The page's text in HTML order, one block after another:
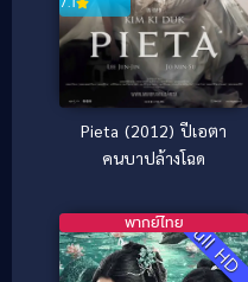
Pieta (2012) ปีเอตา
คนบาปล้างโฉด
Full HD
พากย์ไทย